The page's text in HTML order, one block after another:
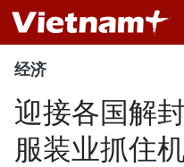
经济
迎接各国解
服装业抓住